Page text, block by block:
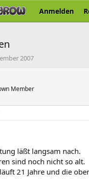
Anmelden
2007
Member
läßt langsam nach.
sind noch nicht so alt.
21 Jahre und die